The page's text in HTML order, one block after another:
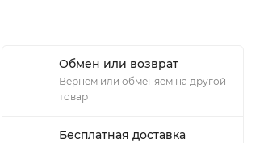
Обмен или возврат
Вернем или обменяем на другой
товар
Бесплатная доставка